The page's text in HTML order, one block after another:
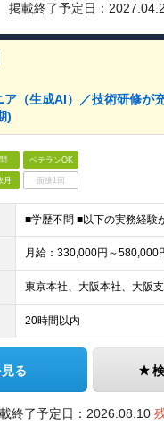
掲載終了予定日：
（生成AI）／技術研修が
)
ベテランOK
月 面接1回
20時間以内
る
終了予定日： 2026.08.10